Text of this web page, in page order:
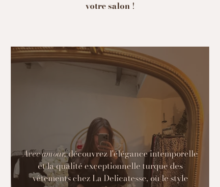
votre salon !
Avec amour,découvrez l'élégance intemporelle
et la qualité exceptionnelle turque des
vêtements chez La Delicatesse, où le style